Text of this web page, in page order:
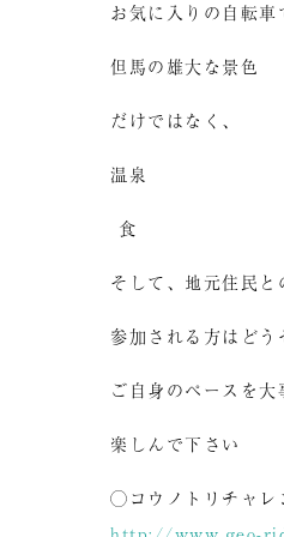
お気に入りの自転車
但馬の雄大な景色
だけではなく、
温泉
食
そして、地元住民
参加される方はどう
ご自身のペースを大
楽しんで下さい
◯コウノトリチャレ